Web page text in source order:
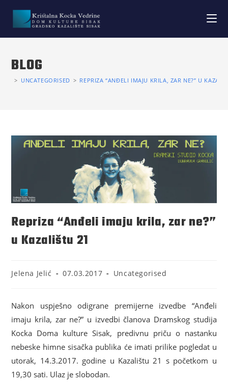
BLOG
> UNCATEGORISED > REPRIZA “ANĐELI IMAJU KRILA, ZAR NE?” U
Repriza “Anđeli imaju krila, zar ne?”
u Kazalištu 21
Jelena Jelić 07.03.2017 Uncategorised
Nakon uspješno odigrane premijerne izvedbe “Anđeli
imaju krila, zar ne?” u izvedbi članova Dramskog studija
Kocka Doma kulture Sisak, predivnu priču o nastanku
nebeske himne sisačka publika će imati prilike pogledat u
utorak, 14.3.2017. godine u Kazalištu 21 s početkom u
19,30 sati. Ulaz je slobodan.